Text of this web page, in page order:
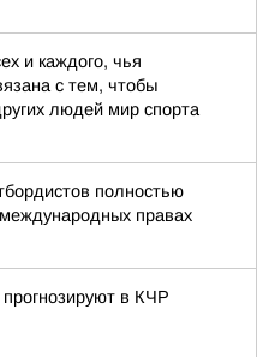
и каждого, чья
с тем, чтобы
людей мир спорта
полностью
правах
в КЧР